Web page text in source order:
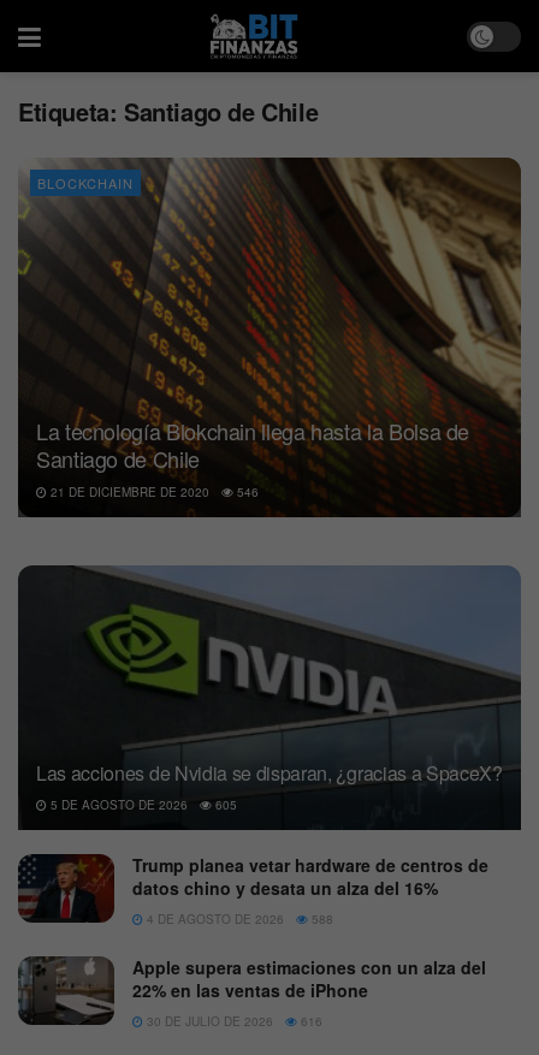
Etiqueta: Santiago de Chile
BLOCKCHAIN
La tecnología Blokchain llega hasta la Bolsa de
Santiago de Chile
21 DE DICIEMBRE DE 2020 546
Las acciones de Nvidia se disparan, ¿gracias a SpaceX?
5 DE AGOSTO DE 2026 605
Trump planea vetar hardware de centros de
datos chino y desata un alza del 16%
4 DE AGOSTO DE 2026 588
Apple supera estimaciones con un alza del
22% en las ventas de iPhone
30 DE JULIO DE 2026 616